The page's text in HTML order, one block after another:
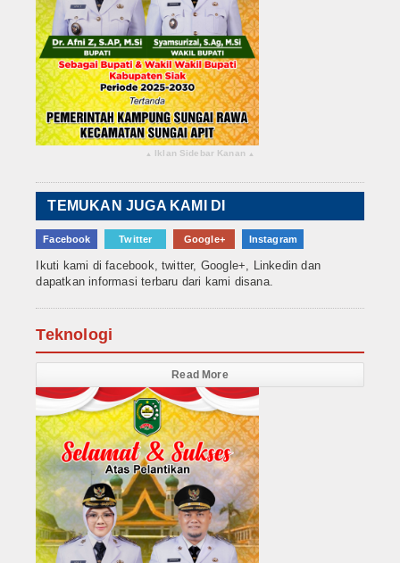
▴ Iklan Sidebar Kanan ▴
TEMUKAN JUGA KAMI DI
Facebook Twitter Google+ Instagram
Ikuti kami di facebook, twitter, Google+, Linkedin dan
dapatkan informasi terbaru dari kami disana.
Teknologi
Read More